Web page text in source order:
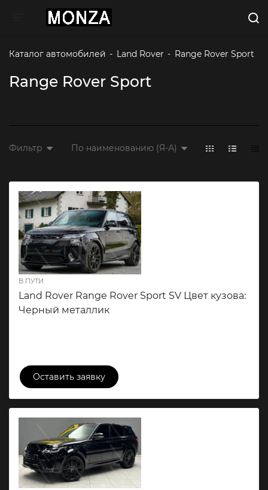
Toggle navigation
Каталог автомобилей - Land Rover - Range Rover Sport
Range Rover Sport
Фильтр По наименованию (Я-А)
В ПУТИ
Land Rover Range Rover Sport SV Цвет кузова:
Черный металлик
Оставить заявку